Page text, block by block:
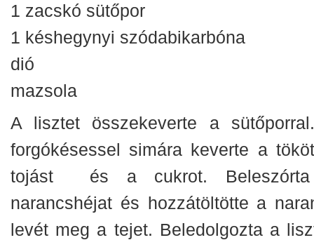
1 zacskó sütőpor
1 késhegynyi szódabikarbóna
dió
mazsola
A lisztet összekeverte a
forgókésessel simára keverte a
tojást és a cukrot.
narancshéjat és hozzátöltötte a
levét meg a tejet. Beledolgozta a